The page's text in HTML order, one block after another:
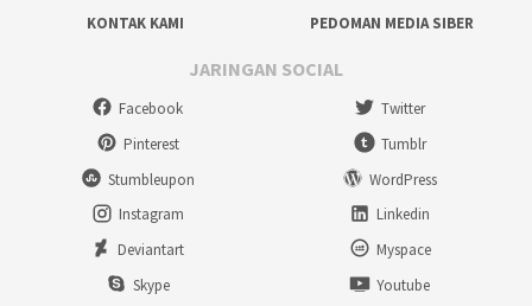
KONTAK KAMI
PEDOMAN MEDIA SIBER
JARINGAN SOCIAL
Facebook
Twitter
Pinterest
Tumblr
Stumbleupon
WordPress
Instagram
Linkedin
Deviantart
Myspace
Skype
Youtube